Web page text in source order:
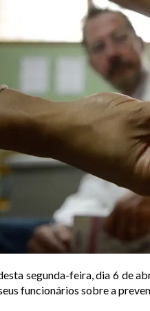
segunda-feira, dia 6 de
funcionários sobre a